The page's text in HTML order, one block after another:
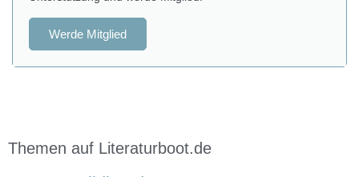
Werde Mitglied
Themen auf Literaturboot.de